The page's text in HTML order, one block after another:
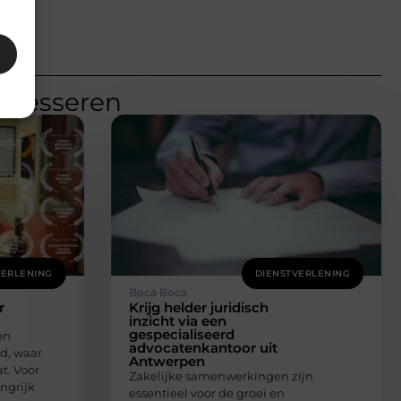
waar
Voor
DIENSTVERLENING
Boca Boca
Krijg helder juridisch
inzicht via een
gespecialiseerd
advocatenkantoor uit
Antwerpen
Zakelijke samenwerkingen zijn
essentieel voor de groei en